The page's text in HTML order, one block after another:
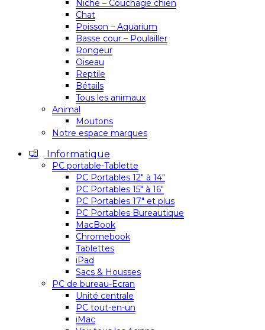
Niche – Couchage chien
Chat
Poisson – Aquarium
Basse cour – Poulailler
Rongeur
Oiseau
Reptile
Bétails
Tous les animaux
Animal
Moutons
Notre espace marques
Informatique
PC portable-Tablette
PC Portables 12″ à 14″
PC Portables 15″ à 16″
PC Portables 17″ et plus
PC Portables Bureautique
MacBook
Chromebook
Tablettes
iPad
Sacs & Housses
PC de bureau-Ecran
Unité centrale
PC tout-en-un
iMac